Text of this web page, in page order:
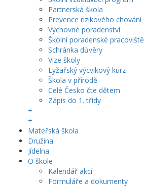
Partnerská škola
Prevence rizikového chování
Výchovné poradenství
Školní poradenské pracoviště
Schránka důvěry
Vize školy
Lyžařský výcvikový kurz
Škola v přírodě
Celé Česko čte dětem
Zápis do 1. třídy
+
+
Mateřská škola
Družina
Jídelna
O škole
Kalendář akcí
Formuláře a dokumenty